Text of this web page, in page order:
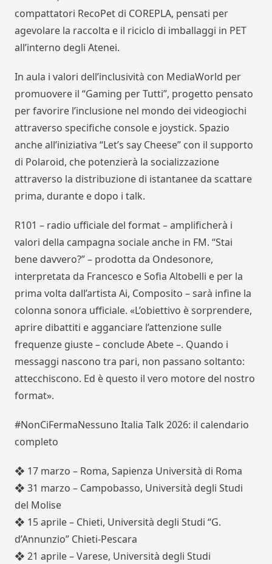
compattatori RecoPet di COREPLA, pensati per
agevolare la raccolta e il riciclo di imballaggi in PET
all’interno degli Atenei.
In aula i valori dell’inclusività con MediaWorld per
promuovere il “Gaming per Tutti”, progetto pensato
per favorire l’inclusione nel mondo dei videogiochi
attraverso specifiche console e joystick. Spazio
anche all’iniziativa “Let’s say Cheese” con il supporto
di Polaroid, che potenzierà la socializzazione
attraverso la distribuzione di istantanee da scattare
prima, durante e dopo i talk.
R101 – radio ufficiale del format –amplificherà i
valori della campagna sociale anche in FM. “Stai
bene davvero?”– prodotta da Ondesonore,
interpretata da Francesco eSofia Altobelli e per la
prima volta dall’artista Ai, Composito –sarà infine la
colonna sonora ufficiale. «L’obiettivo è sorprendere,
aprire dibattiti e agganciare l’attenzione sulle
frequenze giuste– conclude Abete –. Quando i
messaggi nascono tra pari, non passano soltanto:
attecchiscono. Ed è questo il vero motore del nostro
format».
#NonCiFermaNessuno Italia Talk 2026: il calendario
completo
❖ 17 marzo – Roma, Sapienza Università di Roma
❖ 31 marzo – Campobasso, Università degli Studi
del Molise
❖ 15 aprile – Chieti, Università degli Studi “G.
d’Annunzio” Chieti-Pescara
❖ 21 aprile –Varese, Università degli Studi